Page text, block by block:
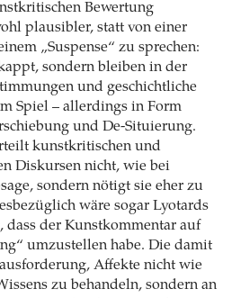
Bewertung
plausibler, statt von einer
„Suspense“ zu sprechen:
sondern bleiben in der
und geschichtliche
Spiel – allerdings in Form
und De-Situierung.
kunstkritischen und
Diskursen nicht, wie bei
sondern nötigt sie eher zu
wäre sogar Lyotards
dass der Kunstkommentar auf
umzustellen habe. Die damit
Affekte nicht wie
zu behandeln, sondern an